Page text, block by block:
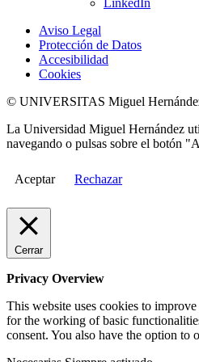
Aviso Legal
Protección de Datos
Accesibilidad
Cookies
© UNIVERSITAS Miguel
La Universidad Miguel Hernández
navegando o pulsas sobre el botón
Aceptar Rechazar
Cerrar
Privacy Overview
This website uses cookies to
for the working of basic
consent. You also have the option to